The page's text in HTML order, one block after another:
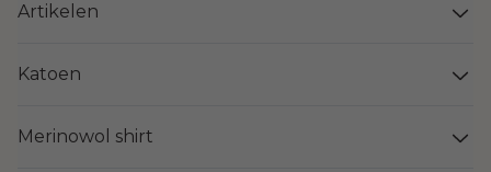
Artikelen
Katoen
Merinowol shirt